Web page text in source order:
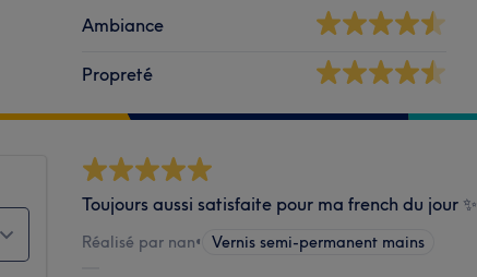
Ambiance
Propreté
Toujours aussi satisfaite pour ma french du jour ✨
Réalisé par nan• Vernis semi-permanent mains